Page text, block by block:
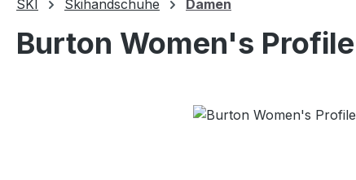
SKI Skihandschuhe Damen
Burton Women's